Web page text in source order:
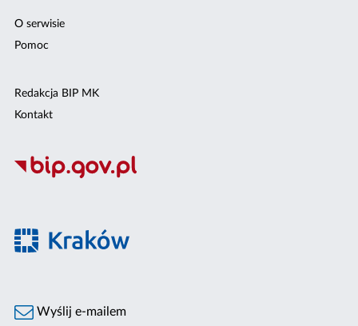
O serwisie
Pomoc
Redakcja BIP MK
Kontakt
Wyślij e-mailem